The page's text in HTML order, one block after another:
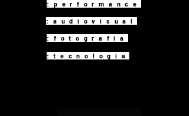
:performance
:audiovisual
:fotografia
:tecnologia